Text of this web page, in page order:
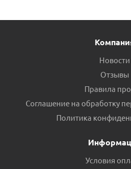
Новости
Отзывы
Правила
Соглашение на обработку
Политика
Условия